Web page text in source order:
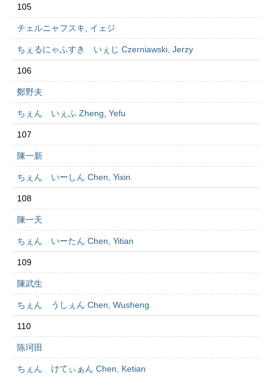
105
チェルニャフスキ, イェジ
ちぇるにゃふすき いぇじ Czerniawski, Jerzy
106
鄭野夫
ちぇん いぇふ Zheng, Yefu
107
陳一新
ちぇん いーしん Chen, Yixin
108
陳一天
ちぇん いーたん Chen, Yitian
109
陳武生
ちぇん うしぇん Chen, Wusheng
110
陈珂田
ちぇん けてぃぁん Chen, Ketian